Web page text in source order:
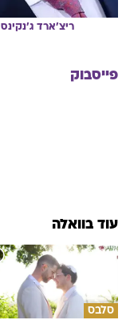
ריצ'ארד ג'נקינס
פייסבוק
עוד בוואלה
סלבס